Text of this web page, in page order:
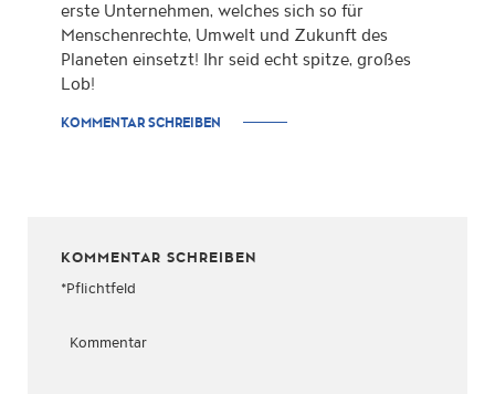
erste Unternehmen, welches sich so für
Menschenrechte, Umwelt und Zukunft des
Planeten einsetzt! Ihr seid echt spitze, großes
Lob!
KOMMENTAR SCHREIBEN
KOMMENTAR SCHREIBEN
*Pflichtfeld